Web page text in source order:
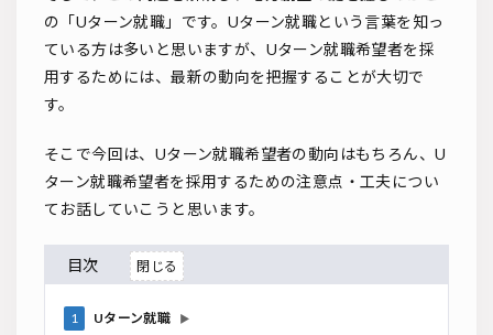
の「Uターン就職」です。Uターン就職という言葉を知っ
ている方は多いと思いますが、Uターン就職希望者を採
用するためには、最新の動向を把握することが大切で
す。
そこで今回は、Uターン就職希望者の動向はもちろん、U
ターン就職希望者を採用するための注意点・工夫につい
てお話していこうと思います。
目次
1 Uターン就職 ▶